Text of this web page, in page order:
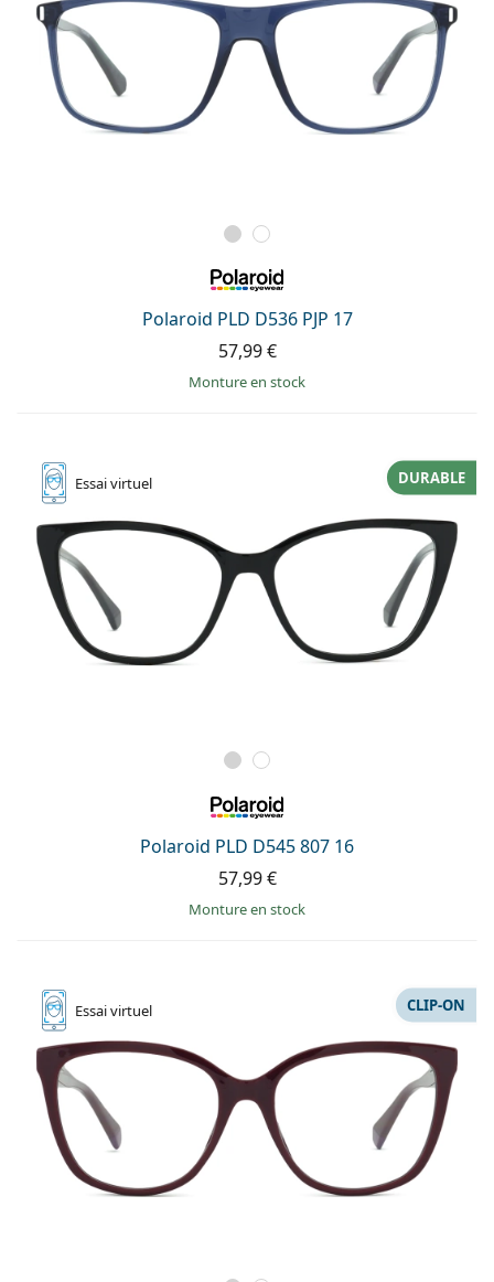
Polaroid PLD D536 PJP 17
57,99 €
Monture en stock
Essaivirtuel
Polaroid PLD D545 807 16
DURABLE
57,99 €
Monture en stock
Essaivirtuel CLIP-ON